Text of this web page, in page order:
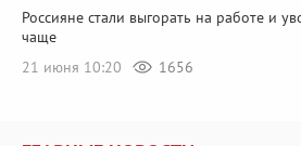
Россияне стали выгорать на работе и
чаще
21 июня 10:20
1656